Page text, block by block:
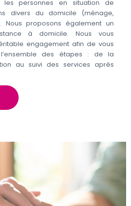
les personnes en situation de
divers du domicile (ménage,
Nous proposons également un
à domicile. Nous vous
engagement afin de vous
des étapes : de la
au suivi des services après